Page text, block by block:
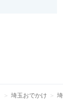
埼玉おでかけ